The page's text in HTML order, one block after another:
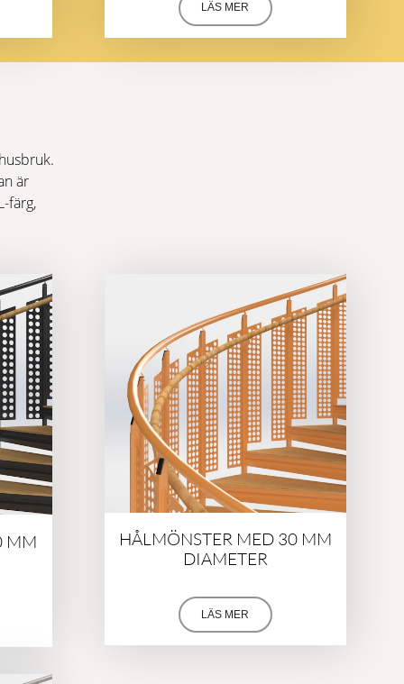
LÄS MER
är
färg,
MM
HÅLMÖNSTER MED 30 MM
DIAMETER
LÄS MER